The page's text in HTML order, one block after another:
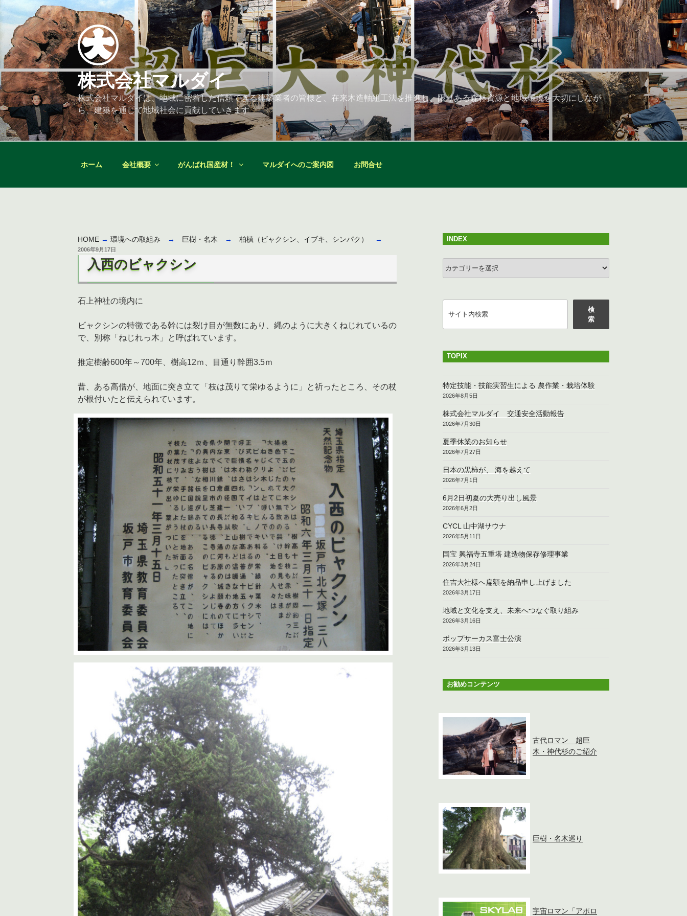
コ
ン
ツ
へ
ス
キ
ッ
プ
株式会社マルダイ
株式会社マルダイは、地域に密着した信頼できる建築業者の皆様と、在来木造軸組工法を推進し、限りある森林資源と地域環境を大切にしなが
ら、建築を通じて地域社会に貢献していきます
ホーム 会社概要 がんばれ国産材！ マルダイへのご案内図 お問合せ
HOME → 環境への取組み → 巨樹・名木 → 柏槙（ビャクシン、イブキ、シンパク） →
投
稿
2006年9月17日
入西のビャクシン
石上神社の境内に
ビャクシンの特徴である幹には裂け目が無数にあり、縄のように大きくねじれているの
で、別称「ねじれっ木」と呼ばれています。
推定樹齢600年～700年、樹高12ｍ、目通り幹囲3.5ｍ
昔、ある高僧が、地面に突き立て「枝は茂りて栄ゆるように」と祈ったところ、その杖
が根付いたと伝えられています。
INDEX
索
検
索
TOPIX
特定技能・技能実習生による 農作業・栽培体験
2026年8月5日
株式会社マルダイ 交通安全活動報告
2026年7月30日
夏季休業のお知らせ
2026年7月27日
日本の黒柿が、 海を越えて
2026年7月1日
6月2日初夏の大売り出し風景
2026年6月2日
CYCL 山中湖サウナ
2026年5月11日
国宝 興福寺五重塔 建造物保存修理事業
2026年3月24日
住吉大社様へ扁額を納品申し上げました
2026年3月17日
地域と文化を支え、未来へつなぐ取り組み
2026年3月16日
ポップサーカス富士公演
2026年3月13日
お勧めコンテンツ
古代ロマン 超巨
木・神代杉のご紹介
巨樹・名木巡り
宇宙ロマン「アポロ